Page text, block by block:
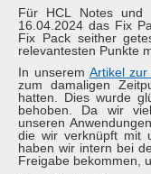
Für HCL Notes und
16.04.2024 das Fix
Fix Pack seither
relevantesten Punkte
In unserem Artikel
zum damaligen
hatten. Dies wurde
behoben. Da wir
unseren
die wir verknüpft mit
haben wir intern bei
Freigabe bekommen,